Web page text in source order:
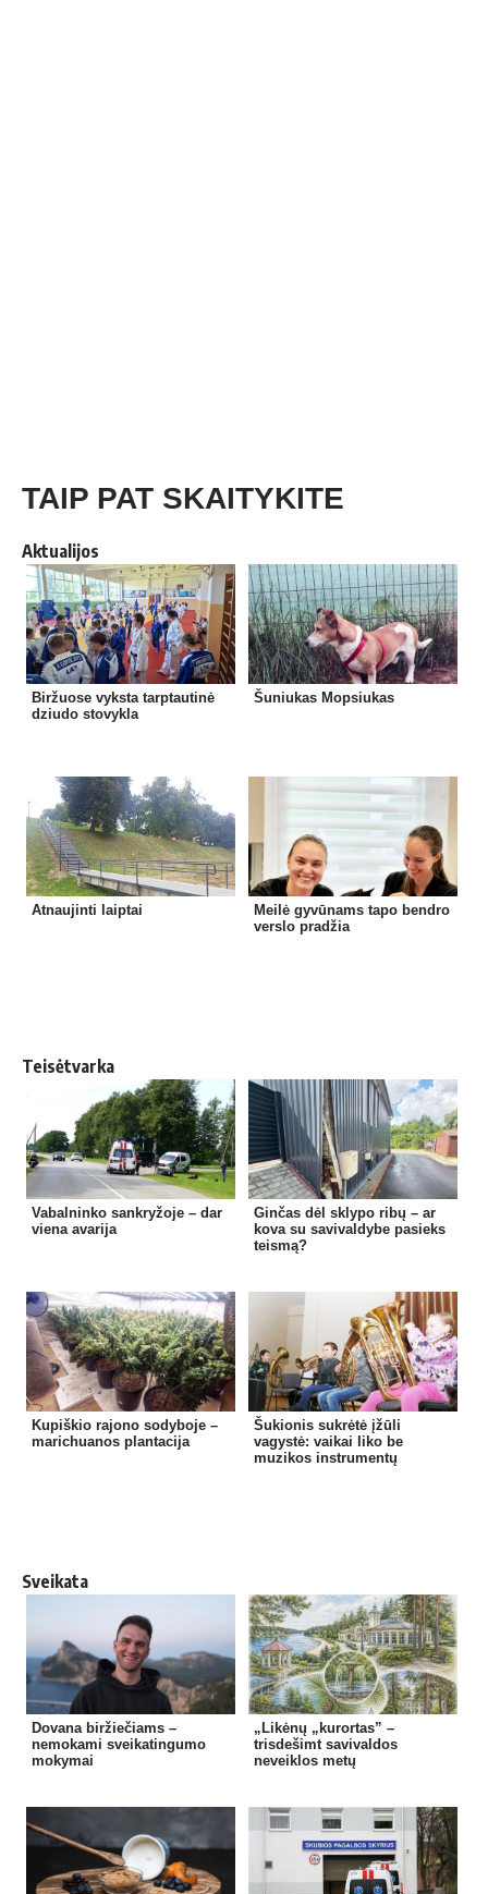
TAIP PAT SKAITYKITE
Aktualijos
Biržuose vyksta tarptautinė
dziudo stovykla
Šuniukas Mopsiukas
Atnaujinti laiptai
Meilė gyvūnams tapo bendro
verslo pradžia
Teisėtvarka
Vabalninko sankryžoje – dar
viena avarija
Ginčas dėl sklypo ribų – ar
kova su savivaldybe pasieks
teismą?
Kupiškio rajono sodyboje –
marichuanos plantacija
Šukionis sukrėtė įžūli
vagystė: vaikai liko be
muzikos instrumentų
Sveikata
Dovana biržiečiams –
nemokami sveikatingumo
mokymai
„Likėnų „kurortas” –
trisdešimt savivaldos
neveiklos metų